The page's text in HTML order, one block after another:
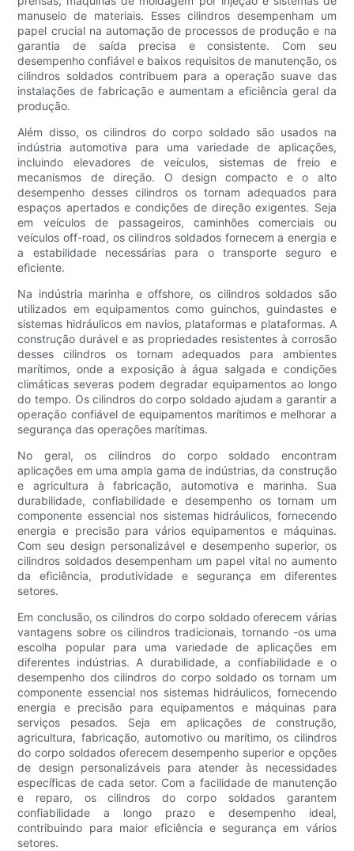
manuseio de materiais. Esses cilindros desempenham um
papel crucial na automação de processos de produção e na
garantia de saída precisa e consistente. Com seu
desempenho confiável e baixos requisitos de manutenção, os
cilindros soldados contribuem para a operação suave das
instalações de fabricação e aumentam a eficiência geral da
produção.
Além disso, os cilindros do corpo soldado são usados ​​na
indústria automotiva para uma variedade de aplicações,
incluindo elevadores de veículos, sistemas de freio e
mecanismos de direção. O design compacto e o alto
desempenho desses cilindros os tornam adequados para
espaços apertados e condições de direção exigentes. Seja
em veículos de passageiros, caminhões comerciais ou
veículos off-road, os cilindros soldados fornecem a energia e
a estabilidade necessárias para o transporte seguro e
eficiente.
Na indústria marinha e offshore, os cilindros soldados são
utilizados em equipamentos como guinchos, guindastes e
sistemas hidráulicos em navios, plataformas e plataformas. A
construção durável e as propriedades resistentes à corrosão
desses cilindros os tornam adequados para ambientes
marítimos, onde a exposição à água salgada e condições
climáticas severas podem degradar equipamentos ao longo
do tempo. Os cilindros do corpo soldado ajudam a garantir a
operação confiável de equipamentos marítimos e melhorar a
segurança das operações marítimas.
No geral, os cilindros do corpo soldado encontram
aplicações em uma ampla gama de indústrias, da construção
e agricultura à fabricação, automotiva e marinha. Sua
durabilidade, confiabilidade e desempenho os tornam um
componente essencial nos sistemas hidráulicos, fornecendo
energia e precisão para vários equipamentos e máquinas.
Com seu design personalizável e desempenho superior, os
cilindros soldados desempenham um papel vital no aumento
da eficiência, produtividade e segurança em diferentes
setores.
Em conclusão, os cilindros do corpo soldado oferecem várias
vantagens sobre os cilindros tradicionais, tornando -os uma
escolha popular para uma variedade de aplicações em
diferentes indústrias. A durabilidade, a confiabilidade e o
desempenho dos cilindros do corpo soldado os tornam um
componente essencial nos sistemas hidráulicos, fornecendo
energia e precisão para equipamentos e máquinas para
serviços pesados. Seja em aplicações de construção,
agricultura, fabricação, automotivo ou marítimo, os cilindros
do corpo soldados oferecem desempenho superior e opções
de design personalizáveis ​​para atender às necessidades
específicas de cada setor. Com a facilidade de manutenção
e reparo, os cilindros do corpo soldados garantem
confiabilidade a longo prazo e desempenho ideal,
contribuindo para maior eficiência e segurança em vários
setores.